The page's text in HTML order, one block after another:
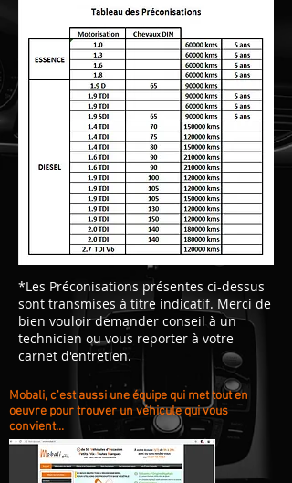
*Les Préconisations présentes ci-dessus
sont transmises à titre indicatif. Merci de
bien vouloir demander conseil à un
technicien ou vous reporter à votre
carnet d'entretien.
Mobali, c'est aussi une équipe qui met tout en
oeuvre pour trouver un véhicule qui vous
convient...